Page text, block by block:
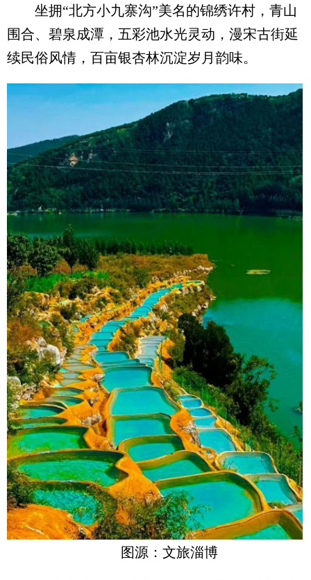
坐拥“北方小九寨沟”美名的锦绣许村，青山
围合、碧泉成潭，五彩池水光灵动，漫宋古街延
续民俗风情，百亩银杏林沉淀岁月韵味。
图源：文旅淄博